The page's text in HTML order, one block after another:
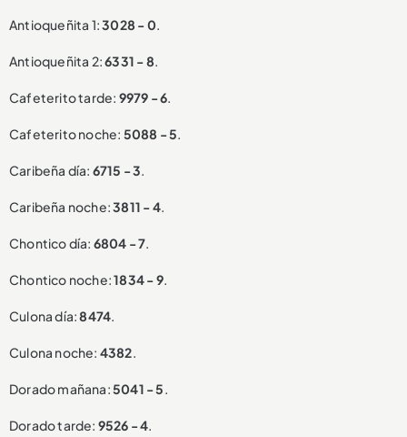
Antioqueñita 1:3028 - 0.
Antioqueñita 2:6331 - 8.
Cafeterito tarde: 9979 - 6.
Cafeterito noche: 5088 - 5.
Caribeña día: 6715 - 3.
Caribeña noche:3811 - 4.
Chontico día: 6804 - 7.
Chontico noche:1834 - 9.
Culona día:8474.
Culona noche: 4382.
Dorado mañana:5041 - 5.
Dorado tarde: 9526 - 4.